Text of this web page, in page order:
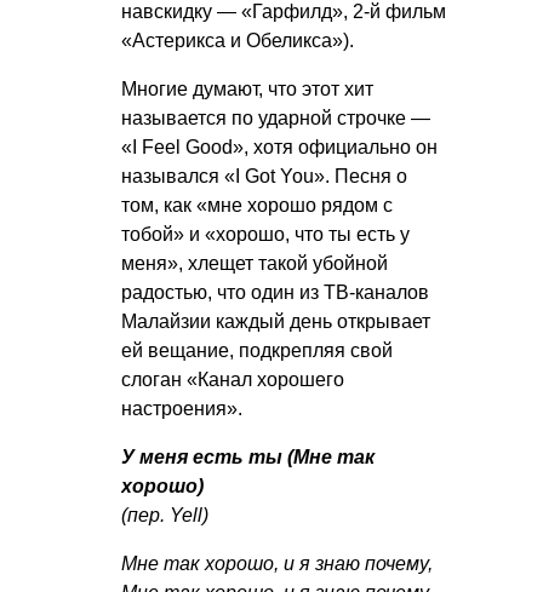
навскидку — «Гарфилд», 2-й фильм
«Астерикса и Обеликса»).
Многие думают, что этот хит
называется по ударной строчке —
«I Feel Good», хотя официально он
назывался «I Got You». Песня о
том, как «мне хорошо рядом с
тобой» и «хорошо, что ты есть у
меня», хлещет такой убойной
радостью, что один из ТВ-каналов
Малайзии каждый день открывает
ей вещание, подкрепляя свой
слоган «Канал хорошего
настроения».
У меня есть ты (Мне так
хорошо)
(пер. Yell)
Мне так хорошо, и я знаю почему,